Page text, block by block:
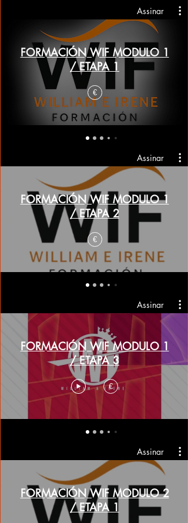
Assinar
FORMACIÓN WIF MODULO 1
/ ETAPA 1
€
Assinar
FORMACIÓN WIF MODULO 1
/ ETAPA 2
€
Assinar
FORMACIÓN WIF MODULO 1
/ ETAPA 3
€
Assinar
FORMACIÓN WIF MODULO 2
/ ETAPA 1